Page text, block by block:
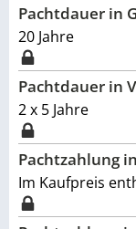
Pachtdauer in
20 Jahre
Pachtdauer in
2 x 5 Jahre
Pachtzahlung
Im Kaufpreis